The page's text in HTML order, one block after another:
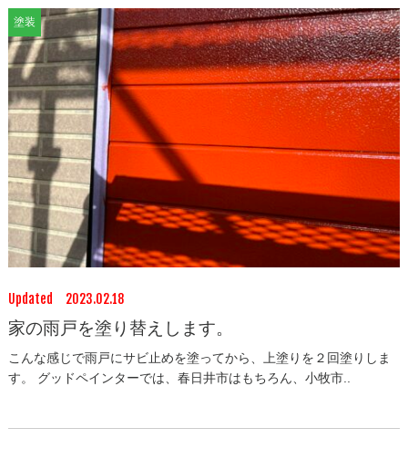
塗装
Updated 2023.02.18
家の雨戸を塗り替えします。
こんな感じで雨戸にサビ止めを塗ってから、上塗りを２回塗りしま
す。 グッドペインターでは、春日井市はもちろん、小牧市..